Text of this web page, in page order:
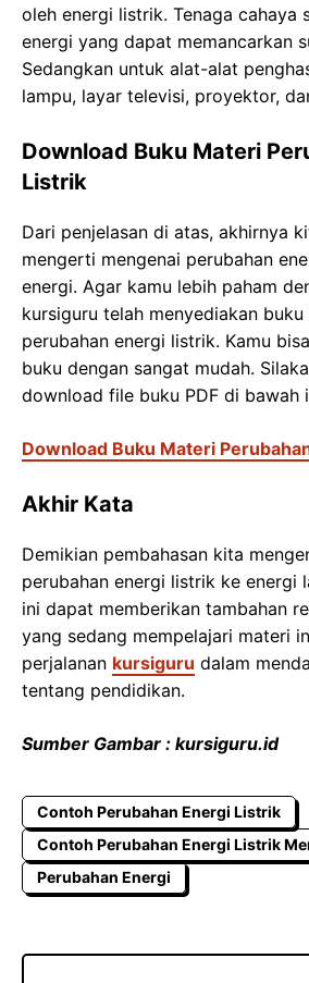
oleh energi listrik. Tenaga cahaya
energi yang dapat memancarkan
Sedangkan untuk alat-alat
lampu, layar televisi, proyektor,
Download Buku Materi
Listrik
Dari penjelasan di atas, akhirnya
mengerti mengenai perubahan
energi. Agar kamu lebih paham
kursiguru telah menyediakan
perubahan energi listrik. Kamu
buku dengan sangat mudah.
download file buku PDF di bawah
Download Buku Materi
Akhir Kata
Demikian pembahasan kita
perubahan energi listrik ke energi
ini dapat memberikan tambahan
yang sedang mempelajari materi
perjalanan kursiguru dalam
tentang pendidikan.
Sumber Gambar : kursiguru.id
Contoh Perubahan Energi Listrik
Contoh Perubahan Energi Listrik
Perubahan Energi